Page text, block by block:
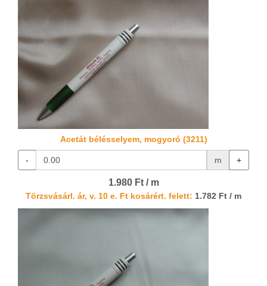
Acetát bélésselyem, mogyoró (3211)
- m +
1.980 Ft / m
Törzsvásárl. ár, v. 10 e. Ft kosárért. felett: 1.782 Ft / m